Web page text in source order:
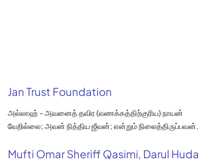
Jan Trust Foundation
அல்லாஹ் - அவனைத் தவிர (வணக்கத்திற்குரிய) நாயன்
வேறில்லை; அவன் நித்திய ஜீவன்; என்றும் நிலைத்திருப்பவன்.
Mufti Omar Sheriff Qasimi, Darul Huda